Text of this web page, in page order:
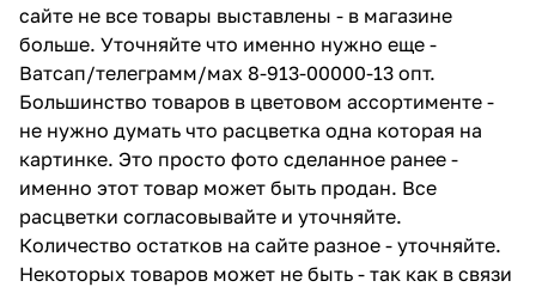
сайте не все товары выставлены - в магазине
больше. Уточняйте что именно нужно еще -
Ватсап/телеграмм/мах 8-913-00000-13 опт.
Большинство товаров в цветовом ассортименте -
не нужно думать что расцветка одна которая на
картинке. Это просто фото сделанное ранее -
именно этот товар может быть продан. Все
расцветки согласовывайте и уточняйте.
Количество остатков на сайте разное - уточняйте.
Некоторых товаров может не быть - так как в связи